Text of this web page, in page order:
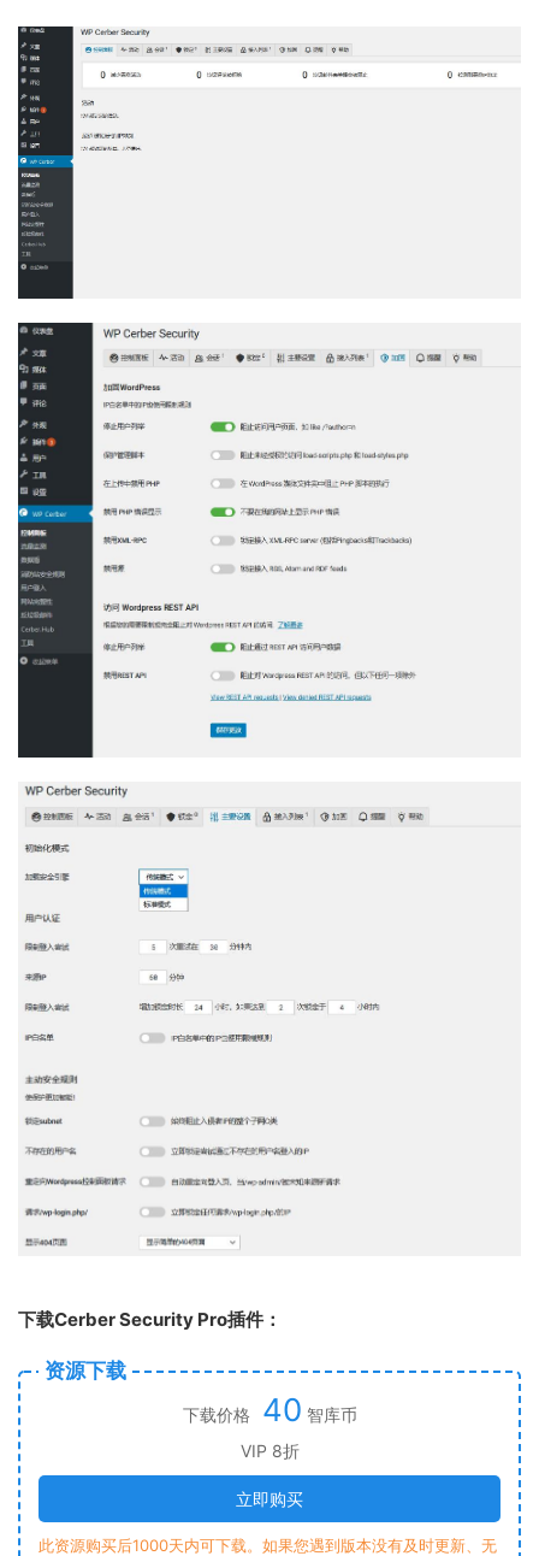
下载Cerber Security Pro插件：
资源下载
下载价格 40 智库币
VIP 8折
立即购买
此资源购买后1000天内可下载。如果您遇到版本没有及时更新、无